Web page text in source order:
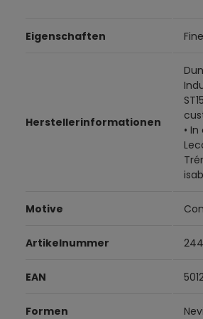
Eigenschaften
Herstellerinformationen
•
Motive
Artikelnummer
EAN
Formen